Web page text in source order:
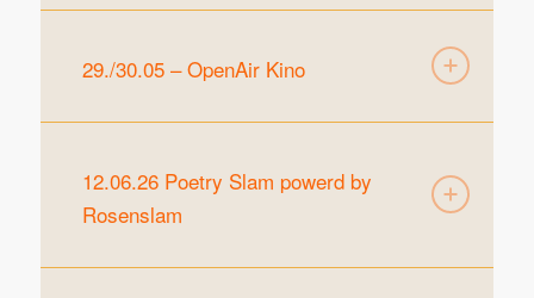
29./30.05 – OpenAir Kino
12.06.26 Poetry Slam powerd by
Rosenslam